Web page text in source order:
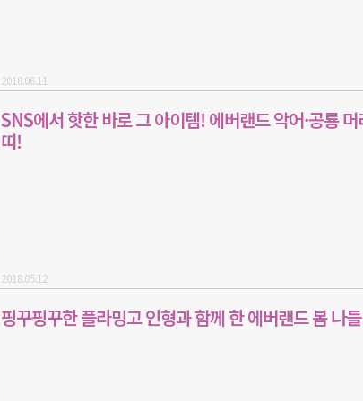
2018.06.11
SNS에서 핫한 바로 그 아이템! 에버랜드 악어·공룡 머
띠!
2018.05.12
핑꾸핑꾸한 플라밍고 인형과 함께 한 에버랜드 봄 나